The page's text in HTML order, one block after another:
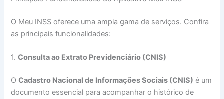
O Meu INSS oferece uma ampla gama de serviços. Confira
as principais funcionalidades:
1.Consulta ao Extrato Previdenciário (CNIS)
OCadastro Nacional de Informações Sociais (CNIS) é um
documento essencial para acompanhar o histórico de